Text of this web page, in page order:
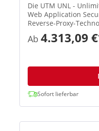
Die UTM UNL -
Web Application
Reverse-Proxy-
schützt sie damit
Datenverlusten. So
Anwendungen wie
Ab 4.313,09
Sofort lieferbar